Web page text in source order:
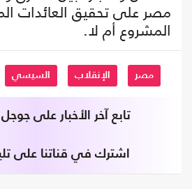
مصر على تحقيق العائدات
المشروع أم لا.
مصر الإنقلاب السيسي
تابع آخر الأخبار على جوجل
اشترك في قناتنا على